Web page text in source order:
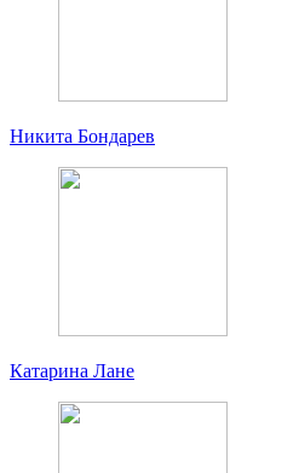
Никита Бондарев
Катарина Лане